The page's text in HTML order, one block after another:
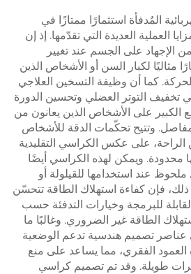
المُدفأة استثمارًا ممتازًا في
العملية العديدة التي تقدّمها. إذ إن
من الإجهاد على الجسم عند تغيير
مثاليًا لكبار السن أو الأشخاص الذين
كما أن وظيفة التسخين العلاجي
تخفيف التوتر العضلي وتحسين الدورة
الكبير على الأشخاص الذين يعانون من
وتتيح تحكّمات الدقة للأشخاص
الراحة، على عكس الكراسي التقليدية
محدودة. ويمكن لهذه الكراسي أيضًا
عند استخدامها للقيلولة أو
ذلك، فإن كفاءة استهلاك الطاقة تتحسّن
للبرمجة وخيارات التدفئة حسب
الطاقة غير الضروري. وغالبًا ما
تصميم هندسية تدعم الوضعية
الفقري، مما يساعد على منع
طويلة. وقد تم تصميم كراسي